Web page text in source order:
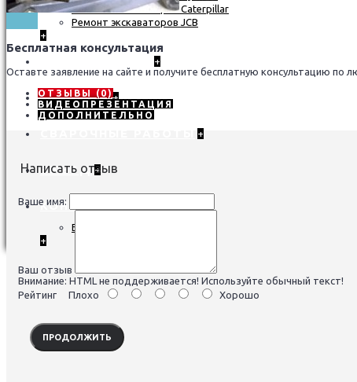
Ремонт экскаваторов Caterpillar
Ремонт экскаваторов JCB
+
+
ПРИЦЕПЫ +
+
ВЫЕЗД +
КОНТАКТЫ
Блог компании
+
Бесплатная консультация
Оставте заявление на сайте и получите бесплатную консультацию по
ОТЗЫВЫ (0)
ВИДЕОПРЕЗЕНТАЦИЯ
ДОПОЛНИТЕЛЬНО
Написать отзыв
Ваше имя:
Ваш отзыв
Внимание: HTML не поддерживается! Используйте обычный текст!
Рейтинг Плохо Хорошо
ПРОДОЛЖИТЬ